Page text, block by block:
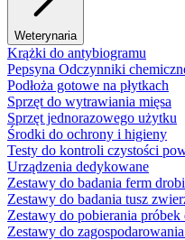
Weterynaria
Krążki do antybiogramu
Pepsyna Odczynniki
Podłoża gotowe na płytkach
Sprzęt do wytrawiania mięsa
Sprzęt jednorazowego użytku
Środki do ochrony i higieny
Testy do kontroli czystości
Urządzenia dedykowane
Zestawy do badania ferm
Zestawy do badania tusz
Zestawy do pobierania próbek
Zestawy do